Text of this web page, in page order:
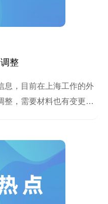
整
息，目前在上海工作的外
整，需要材料也有变更。
of per